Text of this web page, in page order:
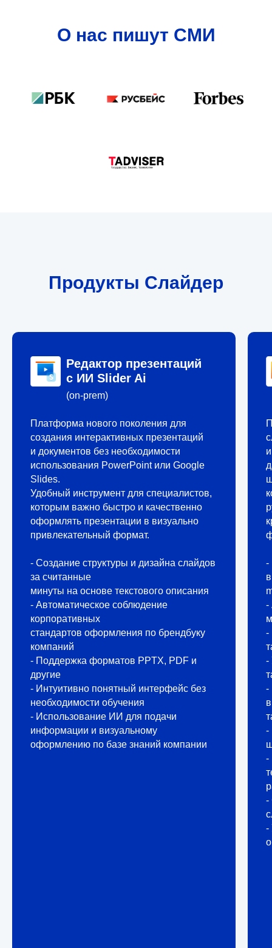
О нас пишут СМИ
Продукты Слайдер
Редактор презентаций
с ИИ Slider Ai
(on-prem)
Платформа нового поколения для
создания интерактивных презентаций
и документов без необходимости
использования PowerPoint или Google
Slides.
Удобный инструмент для специалистов,
которым важно быстро и качественно
оформлять презентации в визуально
привлекательный формат.
- Создание структуры и дизайна слайдов
за считанные
минуты на основе текстового описания
- Автоматическое соблюдение
корпоративных
стандартов оформления по брендбуку
компаний
- Поддержка форматов PPTX, PDF и
другие
- Интуитивно понятный интерфейс без
необходимости обучения
- Использование ИИ для подачи
информации и визуальному
оформлению по базе знаний компании
-
-
-
-
-
-
-
-
-